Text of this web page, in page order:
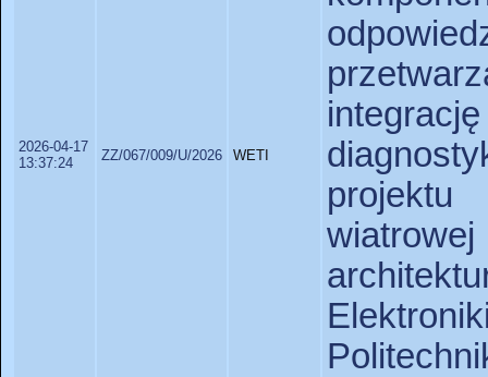
2026-04-17
13:37:24
ZZ/067/009/U/2026 WETI